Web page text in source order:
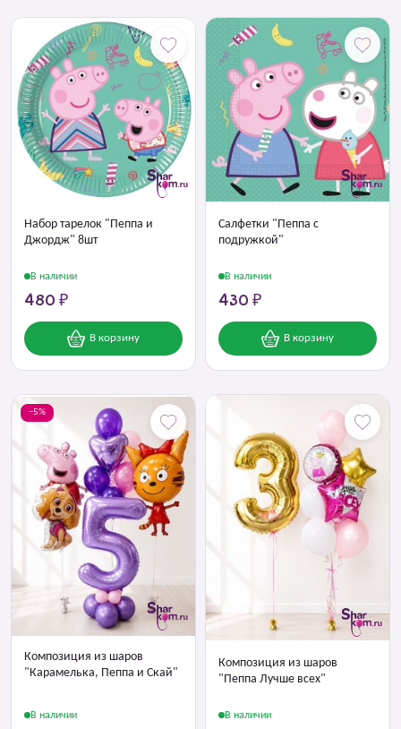
Набор тарелок "Пеппа и
Джордж" 8шт
В наличии
480 ₽
В корзину
Салфетки "Пеппа с
подружкой"
В наличии
430 ₽
В корзину
−5%
Композиция из шаров
"Карамелька, Пеппа и Скай"
В наличии
Композиция из шаров
"Пеппа Лучше всех"
В наличии